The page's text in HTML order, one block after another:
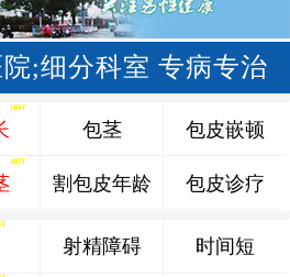
;细分科室 专病专治
包茎
割包皮年龄
包皮嵌顿
包皮诊疗
射精障碍 时间短